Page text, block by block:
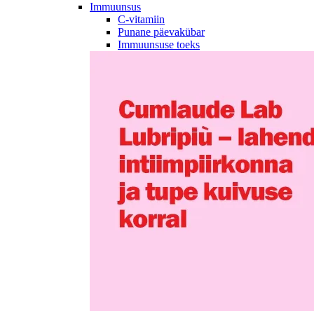
Immuunsus
C-vitamiin
Punane päevakübar
Immuunsuse toeks